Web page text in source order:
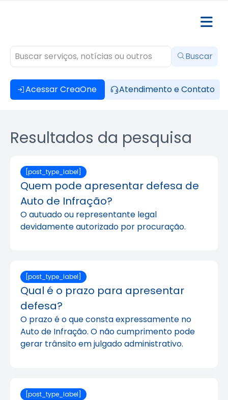
Acessar CreaOne Atendimento e Contato
Buscar
Resultados da pesquisa
[post_type_label]
Quem pode apresentar defesa de
Auto de Infração?
O autuado ou representante legal
devidamente autorizado por procuração.
[post_type_label]
Qual é o prazo para apresentar
defesa?
O prazo é o que consta expressamente no
Auto de Infração. O não cumprimento pode
gerar trânsito em julgado administrativo.
[post_type_label]